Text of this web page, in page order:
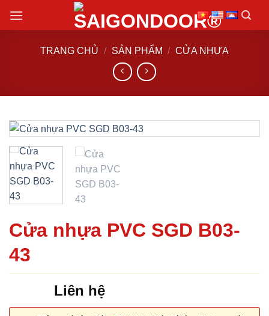
đến
TRANG CHỦ / SẢN PHẨM / CỬA NHỰA
Cửa nhựa PVC SGD B03-
43
Liên hệ